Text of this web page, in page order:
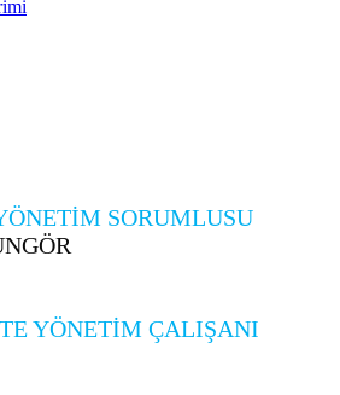
SORUMLUSU
ÇALIŞANI